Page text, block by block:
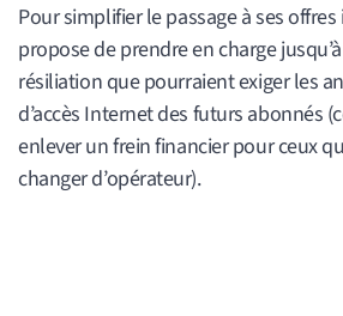
Pour simplifier le passage à ses
propose de prendre en charge jusqu’à
résiliation que pourraient exiger les
d’accès Internet des futurs abonnés
enlever un frein financier pour ceux
changer d’opérateur).